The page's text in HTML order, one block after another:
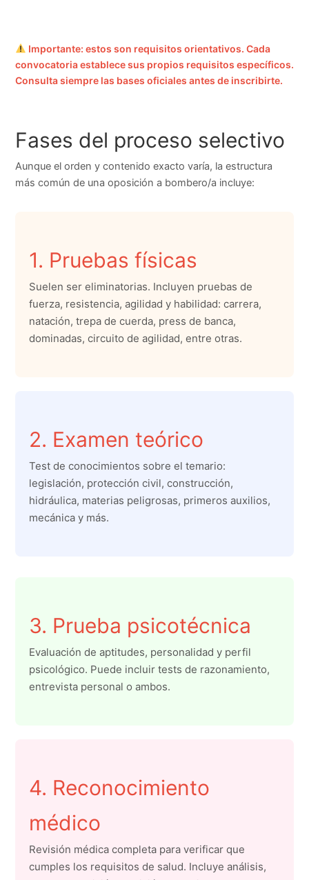
Importante: estos son requisitos orientativos. Cada
convocatoria establece sus propios requisitos específicos.
Consulta siempre las bases oficiales antes de inscribirte.
Fases del proceso selectivo
Aunque el orden y contenido exacto varía, la estructura
más común de una oposición a bombero/a incluye:
1. Pruebas físicas
Suelen ser eliminatorias. Incluyen pruebas de
fuerza, resistencia, agilidad y habilidad: carrera,
natación, trepa de cuerda, press de banca,
dominadas, circuito de agilidad, entre otras.
2. Examen teórico
Test de conocimientos sobre el temario:
legislación, protección civil, construcción,
hidráulica, materias peligrosas, primeros auxilios,
mecánica y más.
3. Prueba psicotécnica
Evaluación de aptitudes, personalidad y perfil
psicológico. Puede incluir tests de razonamiento,
entrevista personal o ambos.
4. Reconocimiento
médico
Revisión médica completa para verificar que
cumples los requisitos de salud. Incluye análisis,